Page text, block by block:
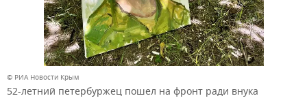
© РИА Новости Крым
52-летний петербуржец пошел на фронт ради внука